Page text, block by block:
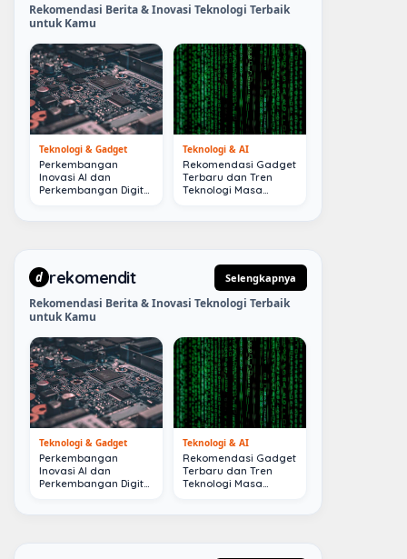
Rekomendasi Berita & Inovasi Teknologi Terbaik
untuk Kamu
Teknologi & Gadget
Perkembangan
Inovasi AI dan
Perkembangan Digital
Teknologi & AI
Rekomendasi Gadget
Terbaru dan Tren
Teknologi Masa
d rekomendit Selengkapnya
Rekomendasi Berita & Inovasi Teknologi Terbaik
untuk Kamu
Teknologi & Gadget
Perkembangan
Inovasi AI dan
Perkembangan Digital
Teknologi & AI
Rekomendasi Gadget
Terbaru dan Tren
Teknologi Masa